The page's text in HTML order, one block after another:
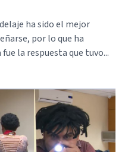
ha sido el mejor
por lo que ha
la respuesta que tuvo...